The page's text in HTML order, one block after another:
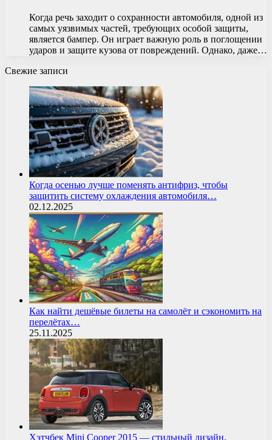
Когда речь заходит о сохранности автомобиля, одной из
самых уязвимых частей, требующих особой защиты,
является бампер. Он играет важную роль в поглощении
ударов и защите кузова от повреждений. Однако, даже…
Свежие записи
Когда осенью лучше поменять антифриз, чтобы
защитить систему охлаждения автомобиля…
02.12.2025
Как найти дешёвые билеты на самолёт и сэкономить на
перелётах…
25.11.2025
Хэтчбек Mini Cooper 2015 — стильный дизайн,